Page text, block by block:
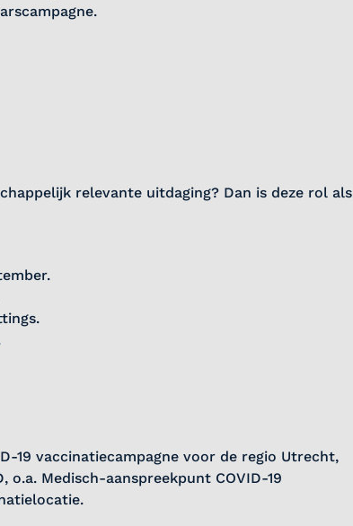
relevante uitdaging? Dan is deze rol als
19 vaccinatiecampagne voor de regio Utrecht,
Medisch-aanspreekpunt COVID-19